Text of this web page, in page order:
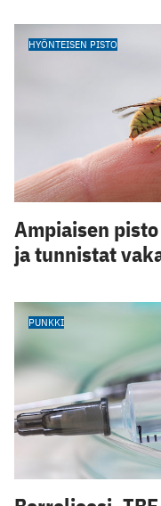
HYÖNTEISEN PISTO
Ampiaisen
ja tunnistat
PUNKKI